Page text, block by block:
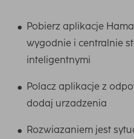
Pobierz aplikacje
wygodnie i centralnie
inteligentnymi
Polacz aplikacje z
dodaj urzadzenia
Rozwiazaniem jest